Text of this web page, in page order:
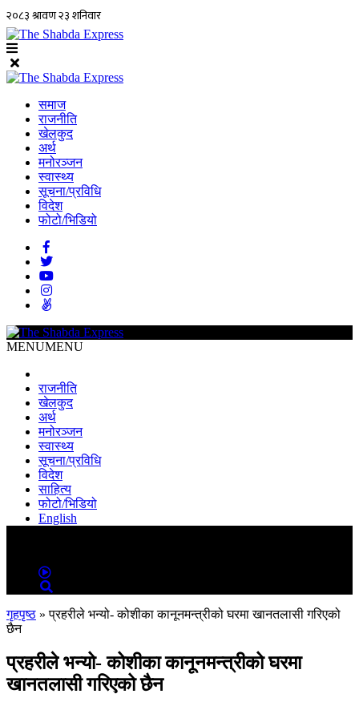
समाज
राजनीति
खेलकुद
अर्थ
मनोरञ्जन
स्वास्थ्य
सूचना/प्रविधि
विदेश
फोटो/भिडियो
MENUMENU
राजनीति
खेलकुद
अर्थ
मनोरञ्जन
स्वास्थ्य
सूचना/प्रविधि
विदेश
साहित्य
फोटो/भिडियो
English
गृहपृष्ठ »प्रहरीले भन्यो- कोशीका कानूनमन्त्रीको घरमा खानतलासी गरिएको
छैन
प्रहरीले भन्यो- कोशीका कानूनमन्त्रीको घरमा
खानतलासी गरिएको छैन